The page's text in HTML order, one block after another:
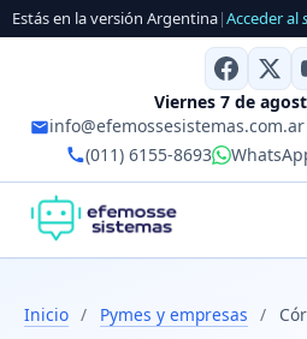
Estás en la versión Argentina|Acceder al
Viernes 7 de
info@efemossesistemas.com.ar
(011) 6155-8693
Inicio / Pymes y empresas /